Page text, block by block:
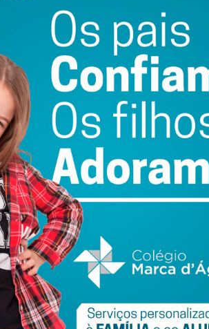
deslocação física aos balcões de
reflete o peso considerável que as
das entidades públicas, sendo este
do serviço público, exigem uma
período de um ano, o que implica que a
para este serviço.
2026, publicado em Diário da
Imediato